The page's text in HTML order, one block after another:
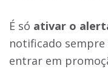
É só ativar o
notificado
entrar em